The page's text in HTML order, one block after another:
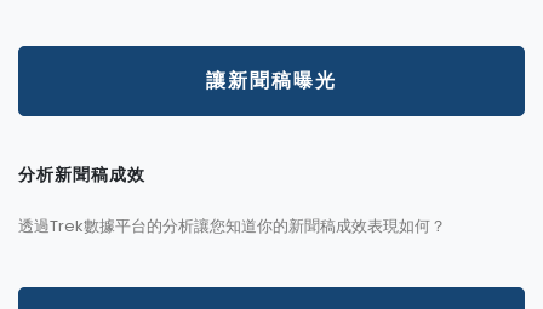
讓新聞稿曝光
分析新聞稿成效
透過Trek數據平台的分析讓您知道你的新聞稿成效表現如何？